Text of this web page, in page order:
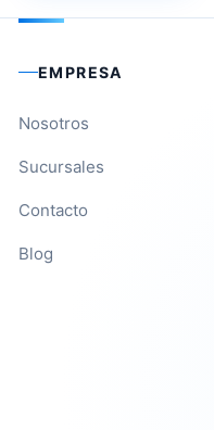
EMPRESA
Nosotros
Sucursales
Contacto
Blog